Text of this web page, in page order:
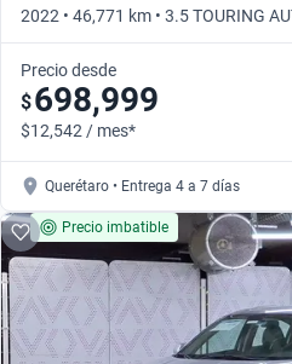
2022 • 46,771 km • 3.5 TOURING
Precio desde
$698,999
$12,542 / mes*
Querétaro • Entrega 4 a 7 días
Precio imbatible